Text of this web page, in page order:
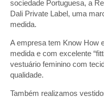
sociedade Portuguesa, a
Dali Private Label, uma
medida.
A empresa tem Know How
medida e com excelente
vestuário feminino com
qualidade.
Também realizamos